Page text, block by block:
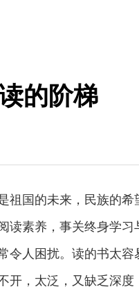
的阶梯
国的未来，民族的希
读素养，事关终身学
令人困扰。读的书太
开，太泛，又缺乏深